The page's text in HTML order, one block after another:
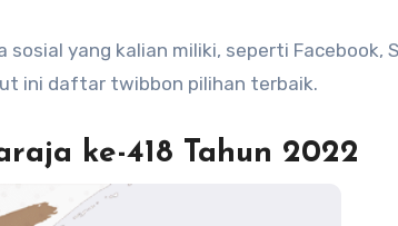
yang kalian miliki, seperti Facebook,
ini daftar twibbon pilihan terbaik.
ke-418 Tahun 2022